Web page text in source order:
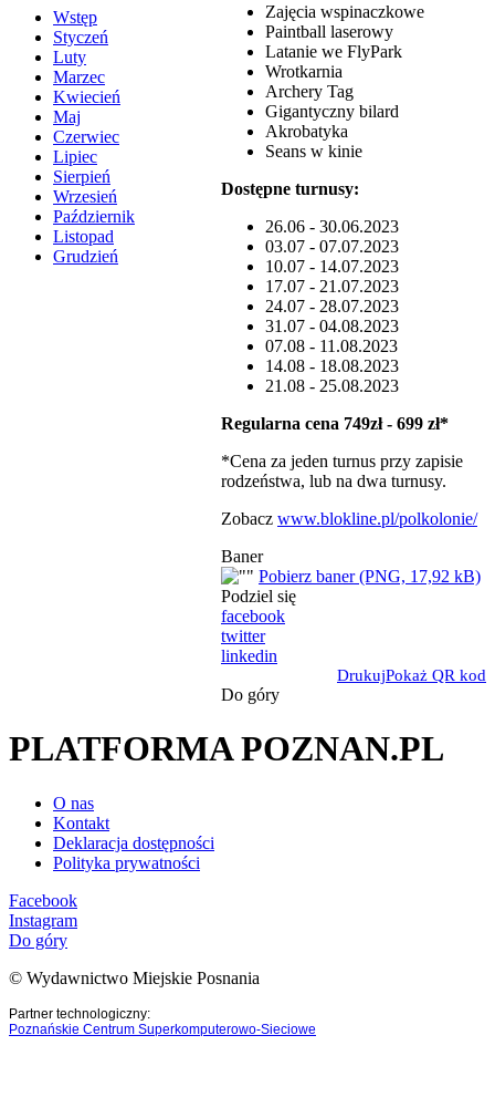
Wstęp
Styczeń
Luty
Marzec
Kwiecień
Maj
Czerwiec
Lipiec
Sierpień
Wrzesień
Październik
Listopad
Grudzień
Zajęcia wspinaczkowe
Paintball laserowy
Latanie we FlyPark
Wrotkarnia
Archery Tag
Gigantyczny bilard
Akrobatyka
Seans w kinie
Dostępne turnusy:
26.06 - 30.06.2023
03.07 - 07.07.2023
10.07 - 14.07.2023
17.07 - 21.07.2023
24.07 - 28.07.2023
31.07 - 04.08.2023
07.08 - 11.08.2023
14.08 - 18.08.2023
21.08 - 25.08.2023
Regularna cena 749zł - 699 zł*
*Cena za jeden turnus przy zapisie
rodzeństwa, lub na dwa turnusy.
Zobacz www.blokline.pl/polkolonie/
Baner
Pobierz baner (PNG, 17,92 kB)
Podziel się
facebook
twitter
linkedin
DrukujPokaż QR kod
Do góry
PLATFORMA POZNAN.PL
O nas
Kontakt
Deklaracja dostępności
Polityka prywatności
Facebook
Instagram
Do góry
© Wydawnictwo Miejskie Posnania
Partner technologiczny:
Poznańskie Centrum Superkomputerowo-Sieciowe